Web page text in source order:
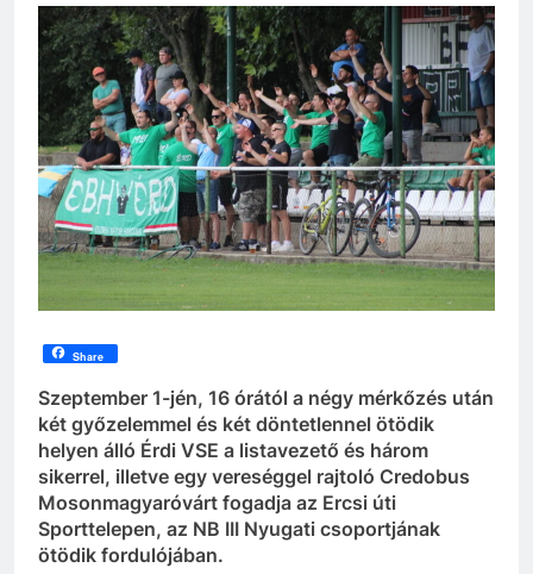
Share
Szeptember 1-jén, 16 órától a négy mérkőzés után
két győzelemmel és két döntetlennel ötödik
helyen álló Érdi VSE a listavezető és három
sikerrel, illetve egy vereséggel rajtoló Credobus
Mosonmagyaróvárt fogadja az Ercsi úti
Sporttelepen, az NB III Nyugati csoportjának
ötödik fordulójában.